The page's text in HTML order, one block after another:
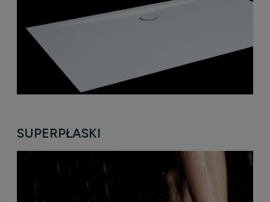
SUPERPŁASKI